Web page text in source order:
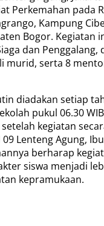
Perkemahan pada
Kampung
Bogor. Kegiatan
dan
murid, serta 8
diadakan setiap
pukul 06.30
kegiatan
Lenteng Agung,
berharap
siswa menjadi
kepramukaan.